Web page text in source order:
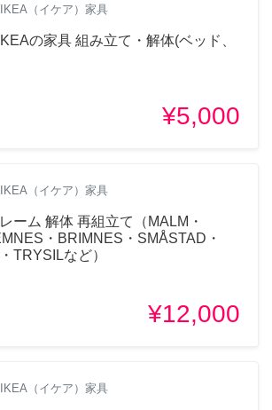
（イケア）家具
の家具 組み立て・解体(ベッド、
¥5,000
（イケア）家具
ーム 解体 再組立て（MALM・
・BRIMNES・SMÅSTAD・
TRYSILなど）
¥12,000
（イケア）家具